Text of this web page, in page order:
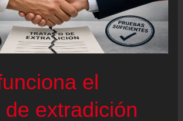
el
extradición